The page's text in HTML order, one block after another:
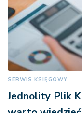
SERWIS KSIĘGOWY
Jednolity Plik